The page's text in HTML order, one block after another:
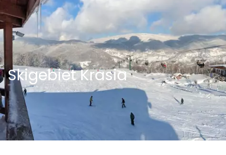
Skigebiet Krasia